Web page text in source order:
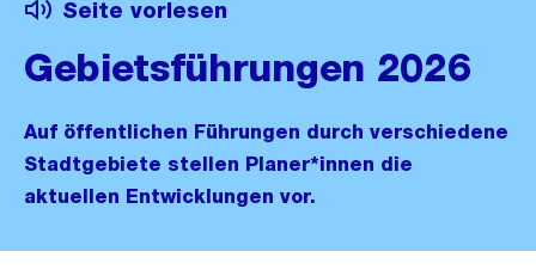
Seite vorlesen
Gebietsführungen 2026
Auf öffentlichen Führungen durch verschiedene
Stadtgebiete stellen Planer*innen die
aktuellen Entwicklungen vor.